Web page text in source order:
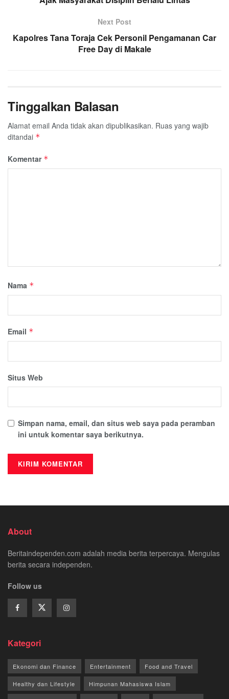
Next Post
Kapolres Tana Toraja Cek Personil Pengamanan Car
Free Day di Makale
Tinggalkan Balasan
Alamat email Anda tidak akan dipublikasikan. Ruas yang wajib
ditandai *
Komentar *
Nama *
Email *
Situs Web
Simpan nama, email, dan situs web saya pada peramban
ini untuk komentar saya berikutnya.
About
Beritaindependen.com adalah media berita terpercaya. Mengulas
berita secara independen.
Follow us
Kategori
Ekonomi dan Finance Entertainment Food and Travel
Healthy dan Lifestyle Himpunan Mahasiswa Islam